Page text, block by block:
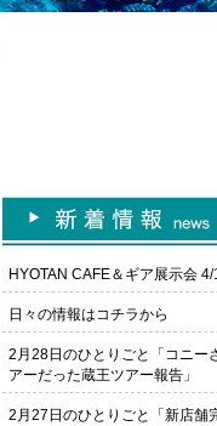
HYOTAN CAFE＆ギア展示会
日々の情報はコチラから
2月28日のひとりごと「コニー
アーだった蔵王ツアー報告」
2月27日のひとりごと「新店舗